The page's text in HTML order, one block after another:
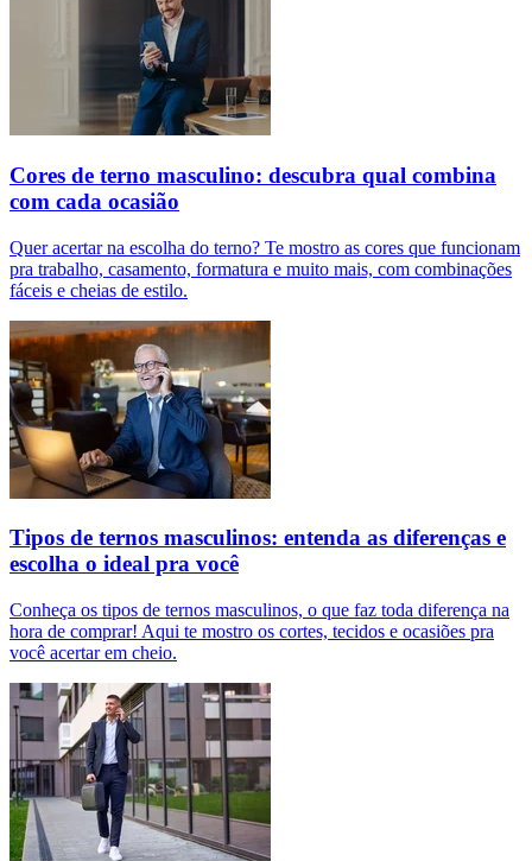
Cores de terno masculino: descubra qual combina
com cada ocasião
Quer acertar na escolha do terno? Te mostro as cores que funcionam
pra trabalho, casamento, formatura e muito mais, com combinações
fáceis e cheias de estilo.
Tipos de ternos masculinos: entenda as diferenças e
escolha o ideal pra você
Conheça os tipos de ternos masculinos, o que faz toda diferença na
hora de comprar! Aqui te mostro os cortes, tecidos e ocasiões pra
você acertar em cheio.